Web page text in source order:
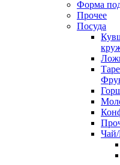
Форма
Прочее
Посуда